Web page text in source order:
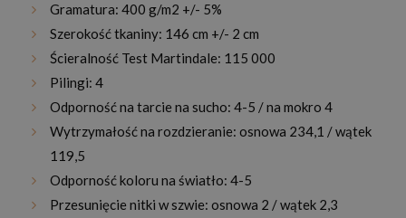
Gramatura: 400 g/m2 +/- 5%
Szerokość tkaniny: 146 cm +/- 2 cm
Ścieralność Test Martindale: 115 000
Pilingi: 4
Odporność na tarcie na sucho: 4-5 / na mokro 4
Wytrzymałość na rozdzieranie: osnowa 234,1 / wątek
119,5
Odporność koloru na światło: 4-5
Przesunięcie nitki w szwie: osnowa 2 / wątek 2,3